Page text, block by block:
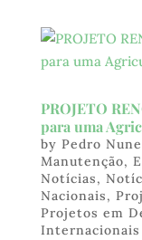
PROJETO
para uma
by Pedro
Manutenção,
Notícias,
Nacionais,
Projetos em
Internacionais